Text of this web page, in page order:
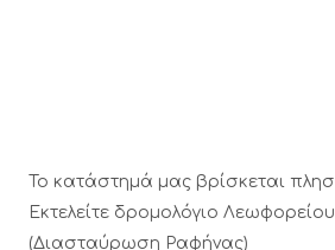
Το κατάστημά μας βρίσκεται
Εκτελείτε δρομολόγιο Λεωφορείου
(Διασταύρωση Ραφήνας)